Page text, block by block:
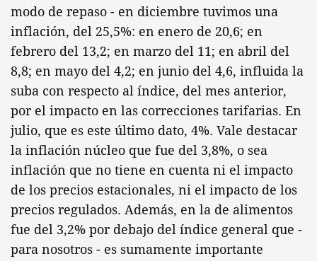
modo de repaso - en diciembre tuvimos una
inflación, del 25,5%: en enero de 20,6; en
febrero del 13,2; en marzo del 11; en abril del
8,8; en mayo del 4,2; en junio del 4,6, influida la
suba con respecto al índice, del mes anterior,
por el impacto en las correcciones tarifarias. En
julio, que es este último dato, 4%. Vale destacar
la inflación núcleo que fue del 3,8%, o sea
inflación que no tiene en cuenta ni el impacto
de los precios estacionales, ni el impacto de los
precios regulados. Además, en la de alimentos
fue del 3,2% por debajo del índice general que -
para nosotros - es sumamente importante